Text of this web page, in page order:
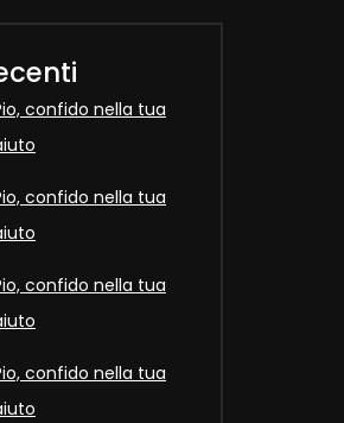
confido nella tua
confido nella tua
confido nella tua
confido nella tua